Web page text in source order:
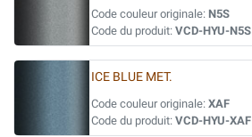
Code couleur originale: N5S
Code du produit: VCD-HYU-N5S
ICE BLUE MET.
Code couleur originale: XAF
Code du produit: VCD-HYU-XAF